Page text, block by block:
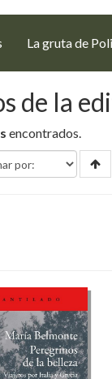
La gruta de
de la
encontrados.